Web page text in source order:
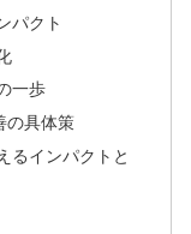
パクト
一歩
の具体策
るインパクトと